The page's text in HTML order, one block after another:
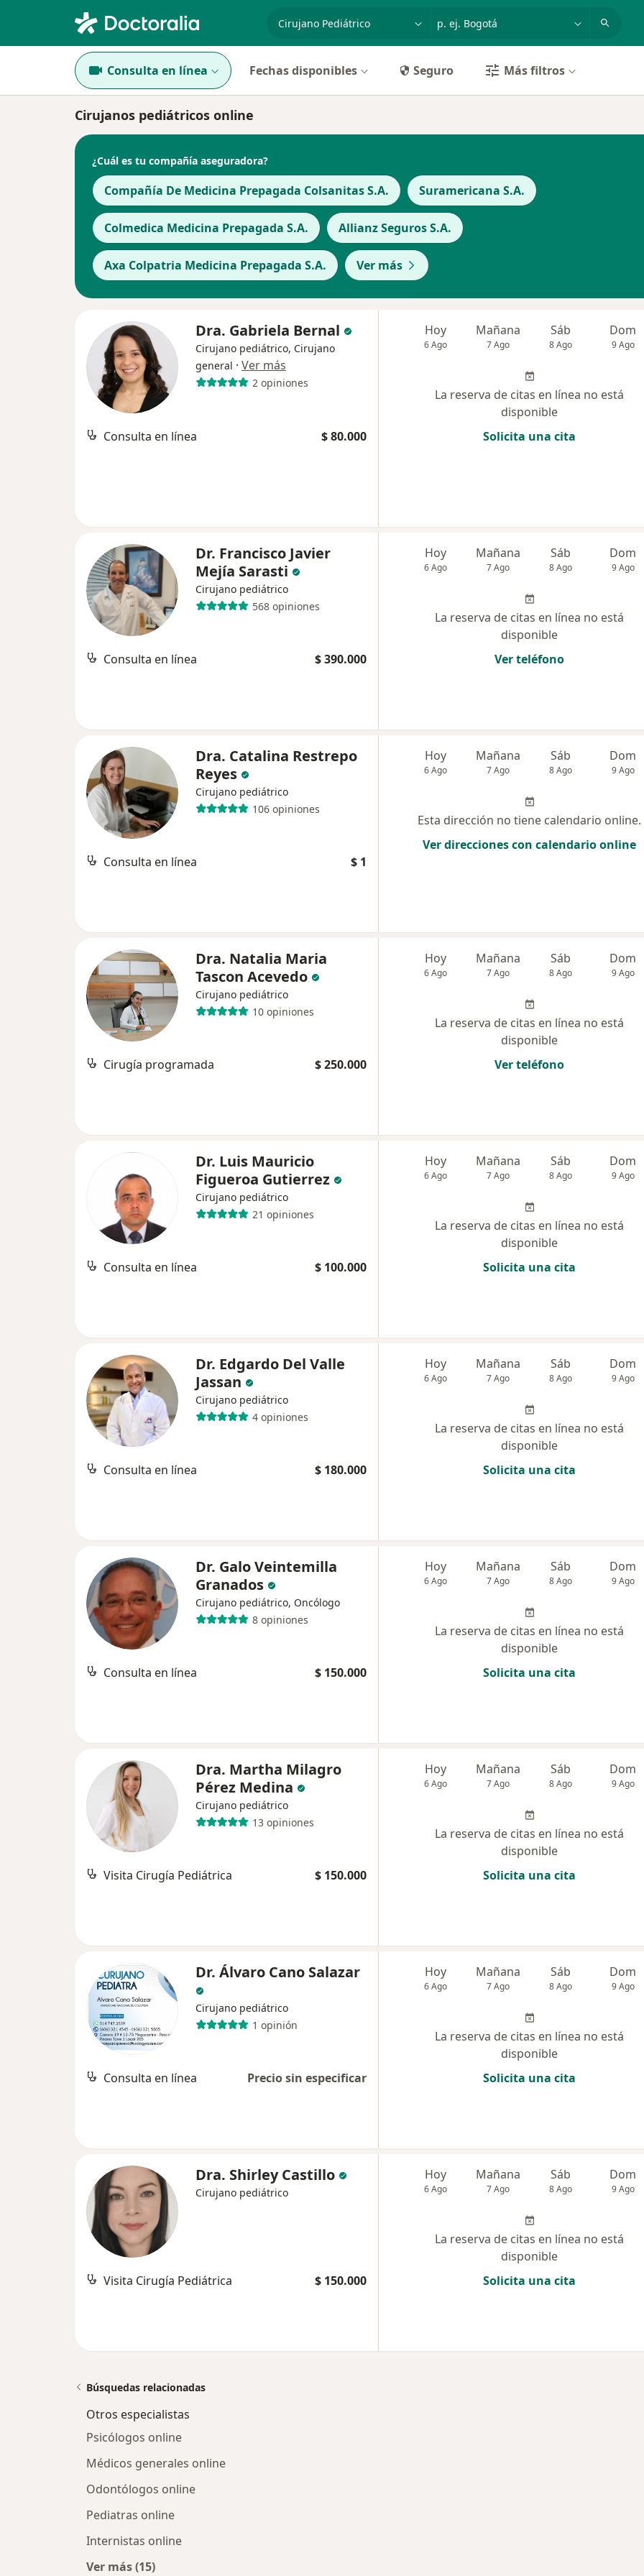
especialidad, enfermedad o nombrep. ej. Bogotá
Consulta en línea Fechas disponibles Seguro Más filtros
Cirujanos pediátricos online
¿Cuál es tu compañía aseguradora?
Compañía De Medicina Prepagada Colsanitas S.A. Suramericana S.A.
Colmedica Medicina Prepagada S.A. Allianz Seguros S.A.
Axa Colpatria Medicina Prepagada S.A. Ver más
Dra. Gabriela Bernal
Cirujano pediátrico, Cirujano
general · Ver más
2 opiniones
Consulta en línea $ 80.000
Hoy
6 Ago
Mañana
7 Ago
Sáb
8 Ago
Dom
9 Ago
La reserva de citas en línea no está
disponible
Solicita una cita
Dr. Francisco Javier
Mejía Sarasti
Cirujano pediátrico
568 opiniones
Consulta en línea $ 390.000
Hoy
6 Ago
Mañana
7 Ago
Sáb
8 Ago
Dom
9 Ago
La reserva de citas en línea no está
disponible
Ver teléfono
Dra. Catalina Restrepo
Reyes
Cirujano pediátrico
106 opiniones
Consulta en línea $ 1
Hoy
6 Ago
Mañana
7 Ago
Sáb
8 Ago
Dom
9 Ago
Esta dirección no tiene calendario online.
Ver direcciones con calendario online
Dra. Natalia Maria
Tascon Acevedo
Cirujano pediátrico
10 opiniones
Cirugía programada $ 250.000
Hoy
6 Ago
Mañana
7 Ago
Sáb
8 Ago
Dom
9 Ago
La reserva de citas en línea no está
disponible
Ver teléfono
Dr. Luis Mauricio
Figueroa Gutierrez
Cirujano pediátrico
21 opiniones
Consulta en línea $ 100.000
Hoy
6 Ago
Mañana
7 Ago
Sáb
8 Ago
Dom
9 Ago
La reserva de citas en línea no está
disponible
Solicita una cita
Dr. Edgardo Del Valle
Jassan
Cirujano pediátrico
4 opiniones
Consulta en línea $ 180.000
Hoy
6 Ago
Mañana
7 Ago
Sáb
8 Ago
Dom
9 Ago
La reserva de citas en línea no está
disponible
Solicita una cita
Dr. Galo Veintemilla
Granados
Cirujano pediátrico, Oncólogo
8 opiniones
Consulta en línea $ 150.000
Hoy
6 Ago
Mañana
7 Ago
Sáb
8 Ago
Dom
9 Ago
La reserva de citas en línea no está
disponible
Solicita una cita
Dra. Martha Milagro
Pérez Medina
Cirujano pediátrico
13 opiniones
Visita Cirugía Pediátrica $ 150.000
Hoy
6 Ago
Mañana
7 Ago
Sáb
8 Ago
Dom
9 Ago
La reserva de citas en línea no está
disponible
Solicita una cita
Dr. Álvaro Cano Salazar
Cirujano pediátrico
1 opinión
Consulta en línea Precio sin especificar
Hoy
6 Ago
Mañana
7 Ago
Sáb
8 Ago
Dom
9 Ago
La reserva de citas en línea no está
disponible
Solicita una cita
Dra. Shirley Castillo
Cirujano pediátrico
Visita Cirugía Pediátrica $ 150.000
Hoy
6 Ago
Mañana
7 Ago
Sáb
8 Ago
Dom
9 Ago
La reserva de citas en línea no está
disponible
Solicita una cita
Búsquedas relacionadas
Otros especialistas
Psicólogos online
Médicos generales online
Odontólogos online
Pediatras online
Internistas online
Ver más (15)